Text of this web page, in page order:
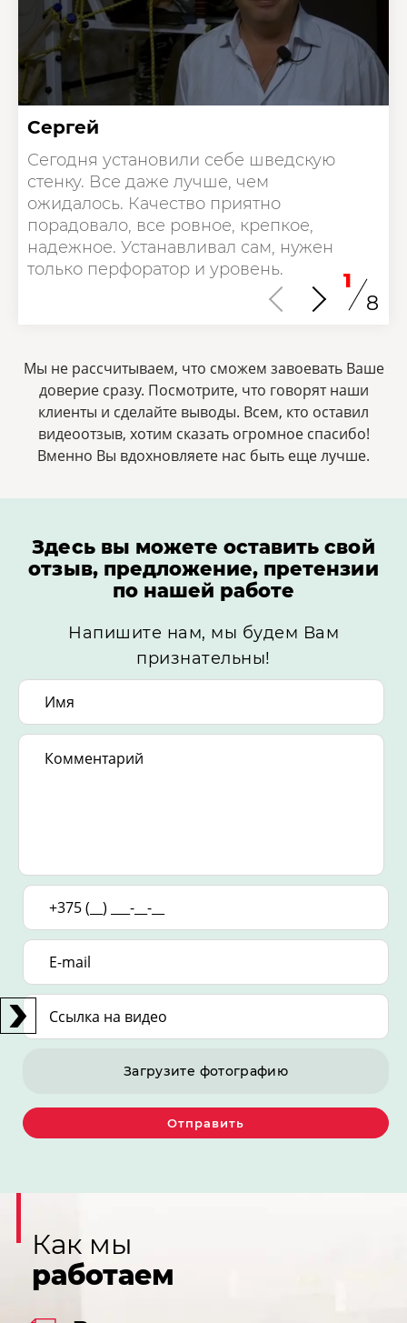
Сергей
Сегодня установили себе шведскую
стенку. Все даже лучше, чем
ожидалось. Качество приятно
порадовало, все ровное, крепкое,
надежное. Устанавливал сам, нужен
только перфоратор и уровень.
1
8
Мы не рассчитываем, что сможем завоевать Ваше
доверие сразу. Посмотрите, что говорят наши
клиенты и сделайте выводы. Всем, кто оставил
видеоотзыв, хотим сказать огромное спасибо!
Bменно Вы вдохновляете нас быть еще лучше.
Здесь вы можете оставить свой
отзыв, предложение, претензии
по нашей работе
Напишите нам, мы будем Вам
признательны!
Загрузите фотографию
Отправить
Как мы
работаем